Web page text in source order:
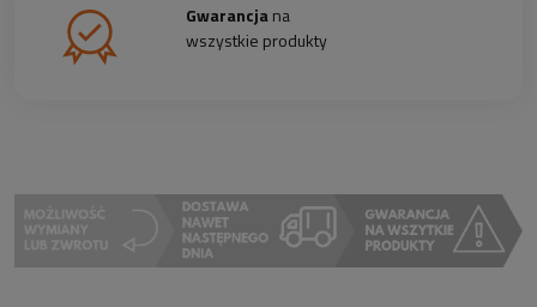
Gwarancjana
wszystkie produkty